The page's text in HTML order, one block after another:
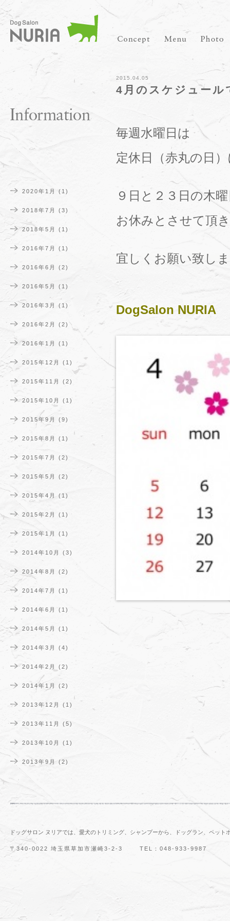
2020年1月 (1)
2018年7月 (3)
2018年5月 (1)
2016年7月 (1)
2016年6月 (2)
2016年5月 (1)
2016年3月 (1)
2016年2月 (2)
2016年1月 (1)
2015年12月 (1)
2015年11月 (2)
2015年10月 (1)
2015年9月 (9)
2015年8月 (1)
2015年7月 (2)
2015年5月 (2)
2015年4月 (1)
2015年2月 (1)
2015年1月 (1)
2014年10月 (3)
2014年8月 (2)
2014年7月 (1)
2014年6月 (1)
2014年5月 (1)
2014年3月 (4)
2014年2月 (2)
2014年1月 (2)
2013年12月 (1)
2013年11月 (5)
2013年10月 (1)
2013年9月 (2)
2015.04.05
4月のスケジュール
毎週水曜日は
定休日（赤丸の日
９日と２３日の木
お休みとさせて頂
宜しくお願い致し
DogSalon NURIA
ドッグサロン ヌリアでは、愛犬のトリミング、シャンプーから、ドッグラン、ペット
〒340-0022 埼玉県草加市瀬崎3-2-3 TEL：048-933-9987